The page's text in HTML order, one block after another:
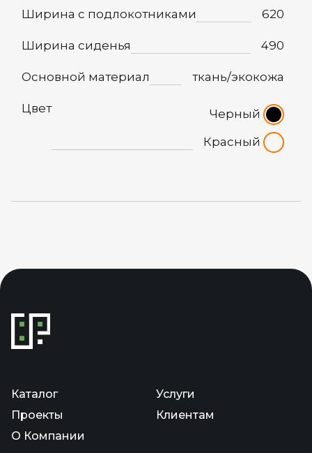
Ширина с подлокотниками 620
Ширина сиденья 490
Основной материал ткань/экокожа
Цвет
Черный
Красный
Каталог
Услуги
Проекты
Клиентам
О Компании